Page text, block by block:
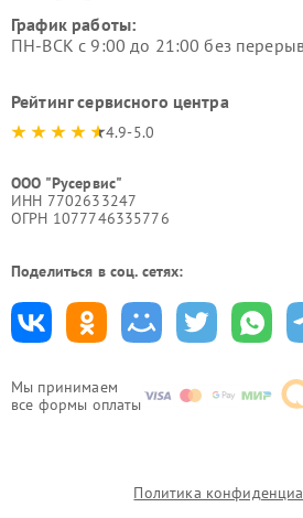
Мы принимаем
все формы оплаты
График работы:
ПН-ВСК с 9:00 до 21:00 без
Рейтинг сервисного центра
4.9-5.0
ООО "Русервис"
ИНН 7702633247
ОГРН 1077746335776
Поделиться в соц. сетях:
Политика